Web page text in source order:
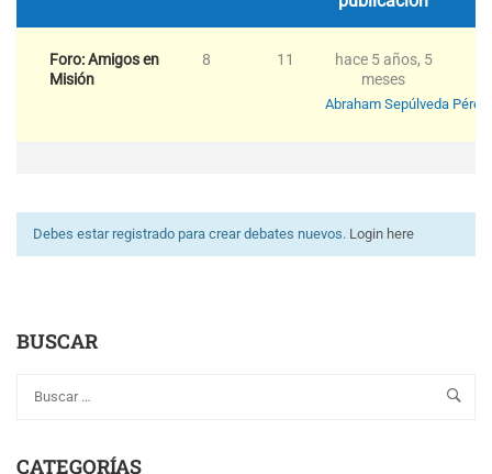
Foro: Amigos en
Misión
8 11
hace 5 años, 5
meses
Abraham Sepúlveda Pérez
Debes estar registrado para crear debates nuevos. Login here
BUSCAR
CATEGORÍAS